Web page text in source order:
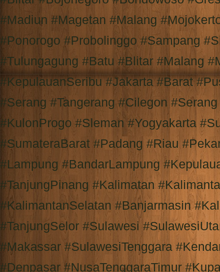
#Madiun #Magetan #Malang
#Ponorogo #Probolinggo #Sampang
#Tulungagung #Batu #Blitar #Malang
#KepulauanSeribu #Jakarta #Barat
#Serang #Tangerang #Cilegon
#KulonProgo #Sleman #Yogyakarta
#SumateraBarat #Padang #Riau
#Lampung #BandarLampung
#TanjungPinang #Kalimatan
#KalimantanSelatan #Banjarmasin
#TanjungSelor #Sulawesi
#Makassar #SulawesiTenggara
#Denpasar #NusaTenggaraTimur